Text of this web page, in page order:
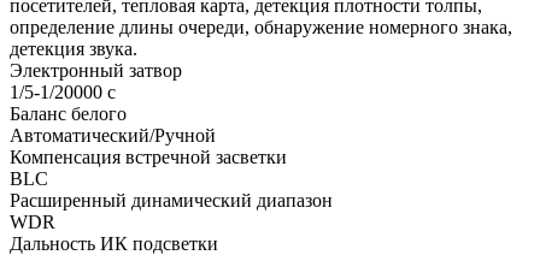
посетителей, тепловая карта, детекция плотности толпы,
определение длины очереди, обнаружение номерного знака,
детекция звука.
Электронный затвор
1/5-1/20000 c
Баланс белого
Автоматический/Ручной
Компенсация встречной засветки
BLC
Расширенный динамический диапазон
WDR
Дальность ИК подсветки